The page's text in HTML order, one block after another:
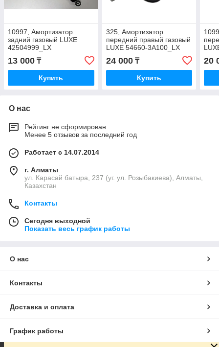
10997, Амортизатор
задний газовый LUXE
42504999_LX
13 000 ₸
Купить
325, Амортизатор
передний правый газовый
LUXE 54660-3A100_LX
24 000₸
Купить
20
О нас
Рейтинг не сформирован
Менее 5 отзывов за последний год
Работает с 14.07.2014
г. Алматы
ул. Карасай батыра, 237 (уг. ул. Розыбакиева), Алматы,
Казахстан
Контакты
Сегодня выходной
Показать весь график работы
О нас
Контакты
Доставка и оплата
График работы